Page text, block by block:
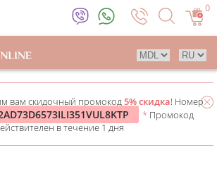
0
вам скидочный промокод5% скидка! Номер
* Промокод
в течение 1 дня